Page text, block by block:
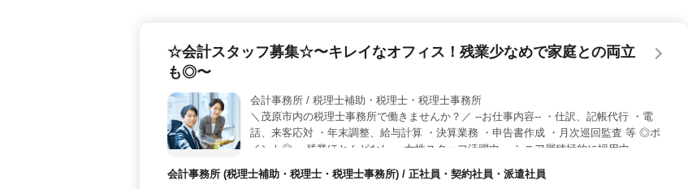
た、実費通勤手当が支給され、経済的な面でもサポートが受けられます。さらに、雇用・労災・
健康・厚生などの福利厚生も整っており、安心して働くことが可能です。
☆会計スタッフ募集☆〜キレイなオフィス！残業少なめで家庭との両立
も◎〜
会計事務所 / 税理士補助・税理士・税理士事務所
＼茂原市内の税理士事務所で働きませんか？／ --お仕事内容-- ・仕訳、記帳代行 ・電
話、来客応対 ・年末調整、給与計算 ・決算業務 ・申告書作成 ・月次巡回監査 等 ◎ポ
イント◎ ・残業ほとんどなし ・女性スタッフ活躍中 ・シニア層積極的に採用中 ・
2021年に移転したばかりの為キレイなオフィス☆ 経験があれば年齢は関係なし！ 転職
活動に悩んでいる方も、まずはお気軽にご応募下さい♪
会計事務所 (税理士補助・税理士・税理士事務所) / 正社員・契約社員・派遣社員